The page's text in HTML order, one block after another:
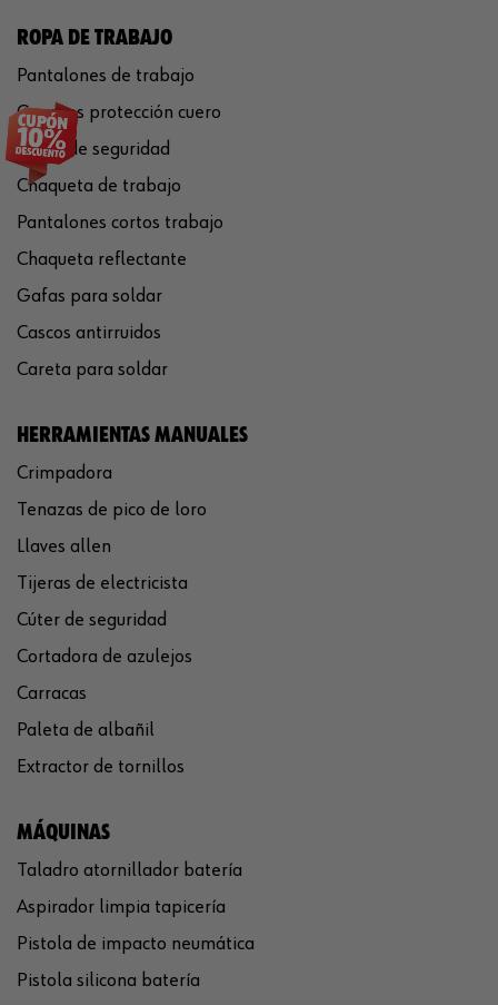
ROPA DE TRABAJO
Pantalones de trabajo
Guantes protección cuero
Casco de seguridad
Chaqueta de trabajo
Pantalones cortos trabajo
Chaqueta reflectante
Gafas para soldar
Cascos antirruidos
Careta para soldar
HERRAMIENTAS MANUALES
Crimpadora
Tenazas de pico de loro
Llaves allen
Tijeras de electricista
Cúter de seguridad
Cortadora de azulejos
Carracas
Paleta de albañil
Extractor de tornillos
MÁQUINAS
Taladro atornillador batería
Aspirador limpia tapicería
Pistola de impacto neumática
Pistola silicona batería